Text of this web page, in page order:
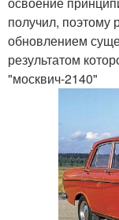
получил, поэтому
обновлением
результатом
"москвич-2140"